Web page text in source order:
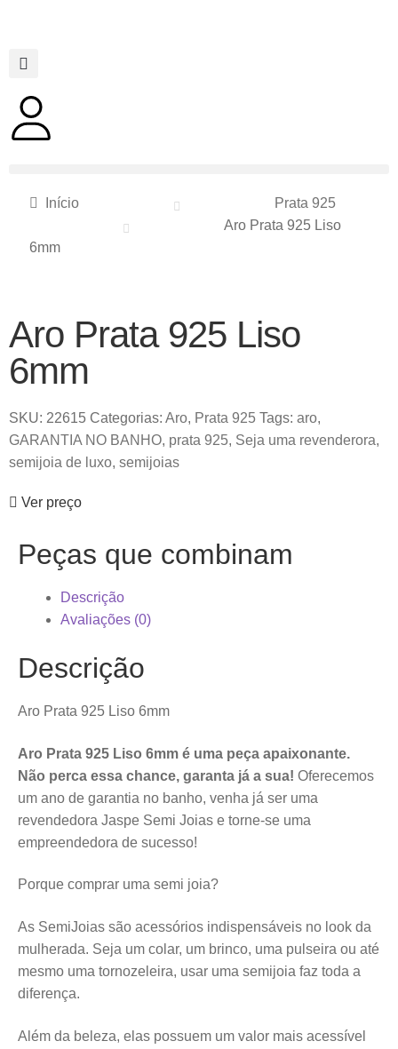
Início
Prata 925
Aro Prata 925 Liso
6mm
Aro Prata 925 Liso
6mm
SKU: 22615 Categorias: Aro, Prata 925 Tags: aro,
GARANTIA NO BANHO, prata 925, Seja uma revenderora,
semijoia de luxo, semijoias
Ver preço
Peças que combinam
Descrição
Avaliações (0)
Descrição
Aro Prata 925 Liso 6mm
Aro Prata 925 Liso 6mm é uma peça apaixonante.
Não perca essa chance, garanta já a sua! Oferecemos
um ano de garantia no banho, venha já ser uma
revendedora Jaspe Semi Joias e torne-se uma
empreendedora de sucesso!
Porque comprar uma semi joia?
As SemiJoias são acessórios indispensáveis no look da
mulherada. Seja um colar, um brinco, uma pulseira ou até
mesmo uma tornozeleira, usar uma semijoia faz toda a
diferença.
Além da beleza, elas possuem um valor mais acessível